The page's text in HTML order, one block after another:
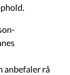
anbefaler rå